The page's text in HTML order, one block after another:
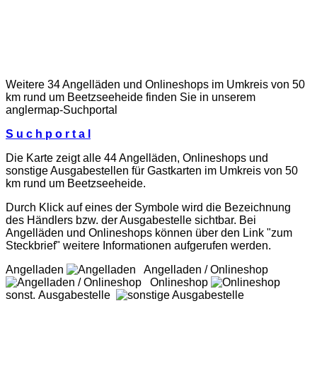
Weitere 34 Angelläden und Onlineshops im Umkreis von 50
km rund um Beetzseeheide finden Sie in unserem
anglermap-Suchportal
S u c h p o r t a l
Die Karte zeigt alle 44 Angelläden, Onlineshops und
sonstige Ausgabestellen für Gastkarten im Umkreis von 50
km rund um Beetzseeheide.
Durch Klick auf eines der Symbole wird die Bezeichnung
des Händlers bzw. der Ausgabestelle sichtbar. Bei
Angelläden und Onlineshops können über den Link "zum
Steckbrief" weitere Informationen aufgerufen werden.
Angelladen
Angelladen / Onlineshop
Onlineshop
sonst. Ausgabestelle